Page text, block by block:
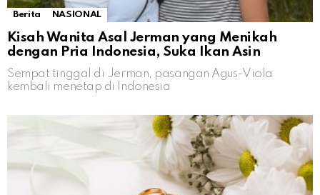
Berita NASIONAL
Kisah Wanita Asal Jerman yang Menikah
dengan Pria Indonesia, Suka Ikan Asin
Sempat tinggal di Jerman, pasangan Agus-Viola
kembali menetap di Indonesia